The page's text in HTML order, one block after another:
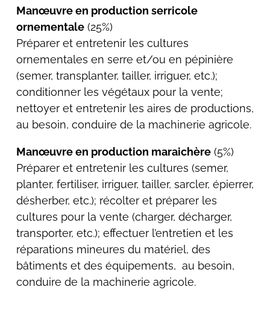
Manœuvre en production serricole
ornementale(25%)
Préparer et entretenir les cultures
ornementales en serre et/ou en pépinière
(semer, transplanter, tailler, irriguer, etc.);
conditionner les végétaux pour la vente;
nettoyer et entretenir les aires de productions,
au besoin, conduire de la machinerie agricole.
Manœuvre en production maraichère(5%)
Préparer et entretenir les cultures (semer,
planter, fertiliser, irriguer, tailler, sarcler, épierrer,
désherber, etc.); récolter et préparer les
cultures pour la vente (charger, décharger,
transporter, etc.); effectuer l’entretien et les
réparations mineures du matériel, des
bâtiments et des équipements, au besoin,
conduire de la machinerie agricole.